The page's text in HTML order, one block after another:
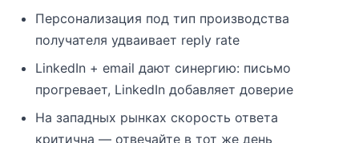
Персонализация под тип производства
получателя удваивает reply rate
LinkedIn + email дают синергию: письмо
прогревает, LinkedIn добавляет доверие
На западных рынках скорость ответа
критична — отвечайте в тот же день